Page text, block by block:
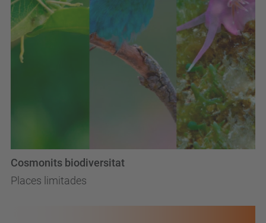
Places limitades
Cosmonits biodiversitat